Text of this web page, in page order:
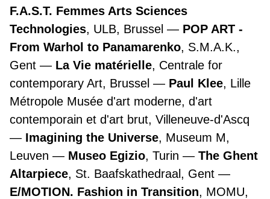
F.A.S.T. Femmes Arts Sciences
Technologies, ULB, Brussel
POP ART -
From Warhol to Panamarenko, S.M.A.K.,
Gent
La Vie matérielle, Centrale for
contemporary Art, Brussel
Paul Klee, Lille
Métropole Musée d'art moderne, d'art
contemporain et d'art brut, Villeneuve-d'Ascq
Imagining the Universe, Museum M,
Leuven
Museo Egizio, Turin
The Ghent
Altarpiece, St. Baafskathedraal, Gent
E/MOTION. Fashion in Transition, MOMU,